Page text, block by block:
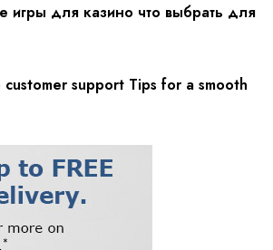
игры для казино что выбрать для
support Tips for a smooth